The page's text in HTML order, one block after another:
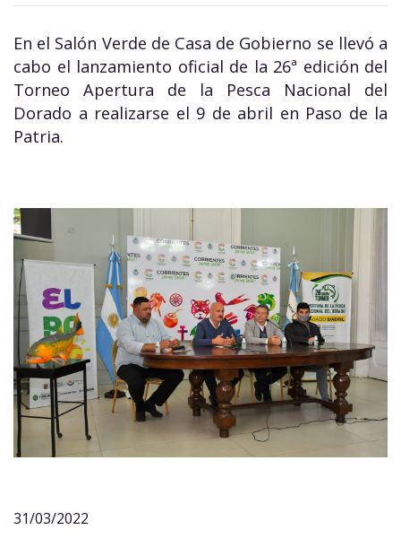
En el Salón Verde de Casa de Gobierno se llevó a
cabo el lanzamiento oficial de la 26ª edición del
Torneo Apertura de la Pesca Nacional del
Dorado a realizarse el 9 de abril en Paso de la
Patria.
31/03/2022